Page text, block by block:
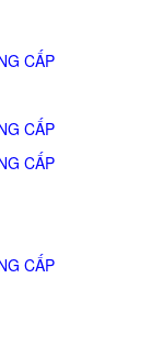
CẤP
CẤP
CẤP
CẤP